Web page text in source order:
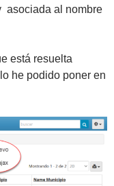
asociada al nombre
está resuelta
he podido poner en